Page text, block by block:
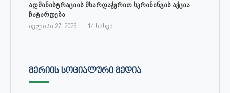
ადმინისტრაციის მხარდაჭერით სკრინინგის აქცია
ჩატარდება
ივლისი 27, 2026 14 ნახვა
ᲛᲔᲠᲘᲘᲡ ᲡᲝᲪᲘᲐᲚᲣᲠᲘ ᲛᲔᲓᲘᲐ